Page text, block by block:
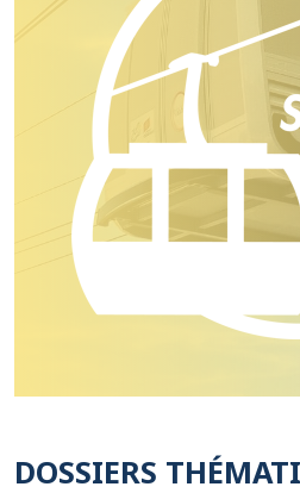
DOSSIERS